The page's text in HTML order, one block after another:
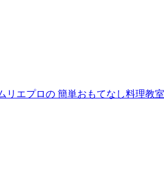
エプロの 簡単おもてなし料理教